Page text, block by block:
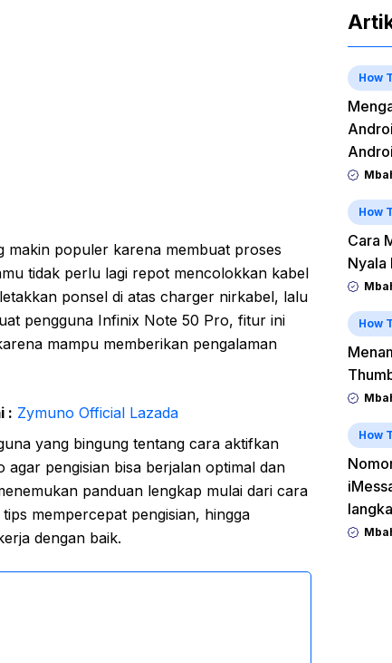
makin populer karena membuat proses
tidak perlu lagi repot mencolokkan kabel
ponsel di atas charger nirkabel, lalu
pengguna Infinix Note 50 Pro, fitur ini
mampu memberikan pengalaman
: Zymuno Official Lazada
yang bingung tentang cara aktifkan
pengisian bisa berjalan optimal dan
panduan lengkap mulai dari cara
mempercepat pengisian, hingga
dengan baik.
How
How
Cara
Nyala
How
How